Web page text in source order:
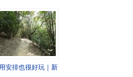
慢慢走
安排也很好玩｜新竹高峰植物園的慢慢散步